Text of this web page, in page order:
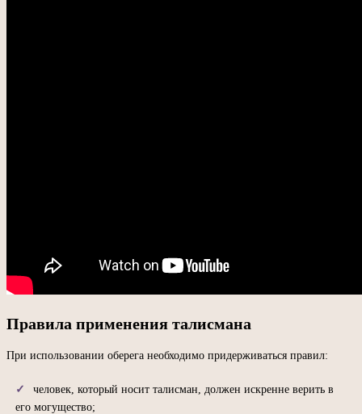
Правила применения талисмана
При использовании оберега необходимо придерживаться правил:
человек, который носит талисман, должен искренне верить в
его могущество;